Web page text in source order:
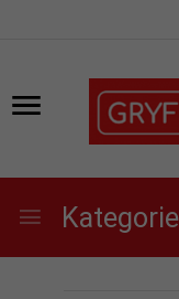
Kategorie